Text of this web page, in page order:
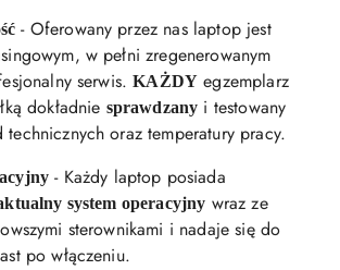
- Oferowany przez nas laptop jest
w pełni zregenerowanym
serwis.KAŻDY egzemplarz
dokładnie sprawdzany i testowany
technicznych oraz temperatury pracy.
- Każdy laptop posiada
system operacyjny wraz ze
sterownikami i nadaje się do
po włączeniu.